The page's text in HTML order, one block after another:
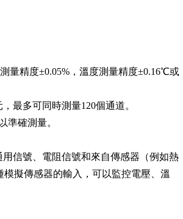
量精度±0.05%，溫度測量精度±0.16℃或
最多可同時測量120個通道。
準確測量。
信號、電阻信號和來自傳感器（例如熱
擬傳感器的輸入，可以監控電壓、溫